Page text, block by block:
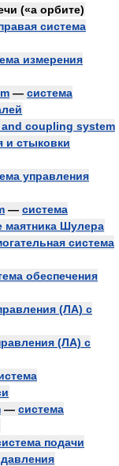
(«а орбите)
система
измерения
— система
coupling system
и стыковки
управления
— система
маятника Шулера
система
обеспечения
(ЛА) с
(ЛА) с
— система
подачи